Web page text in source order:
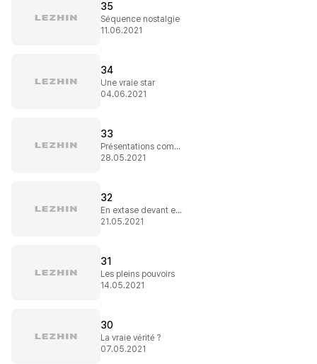
35
Séquence nostalgie
11.06.2021
34
Une vraie star
04.06.2021
33
Présentations compliquées
28.05.2021
32
En extase devant elle
21.05.2021
31
Les pleins pouvoirs
14.05.2021
30
La vraie vérité ?
07.05.2021